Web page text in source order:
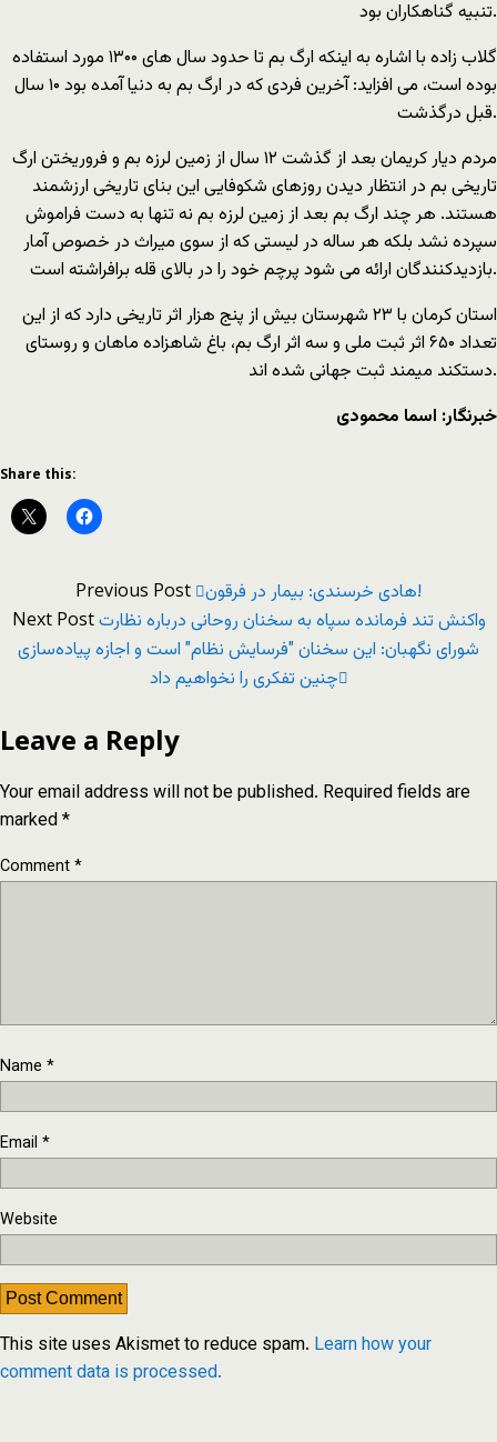
تنبیه گناهکاران بود.
گلاب زاده با اشاره به اینکه ارگ بم تا حدود سال های ۱۳۰۰ مورد استفاده
بوده است، می افزاید: آخرین فردی که در ارگ بم به دنیا آمده بود ۱۰ سال
قبل درگذشت.
مردم دیار کریمان بعد از گذشت ۱۲ سال از زمین لرزه بم و فروریختن ارگ
تاریخی بم در انتظار دیدن روزهای شکوفایی این بنای تاریخی ارزشمند
هستند. هر چند ارگ بم بعد از زمین لرزه بم نه تنها به دست فراموش
سپرده نشد بلکه هر ساله در لیستی که از سوی میراث در خصوص آمار
بازدیدکنندگان ارائه می شود پرچم خود را در بالای قله برافراشته است.
استان کرمان با ۲۳ شهرستان بیش از پنج هزار اثر تاریخی دارد که از این
تعداد ۶۵۰ اثر ثبت ملی و سه اثر ارگ بم، باغ شاهزاده ماهان و روستای
دستکند میمند ثبت جهانی شده اند.
خبرنگار: اسما محمودی
Share this:
Previous Post هادی خرسندی: بیمار در فرقون!
Next Postواکنش تند فرمانده سپاه به سخنان روحانی درباره نظارت
شورای نگهبان: این سخنان "فرسایش نظام" است و اجازه پیاده‌سازی
چنین تفکری را نخواهیم داد
Leave a Reply
Your email address will not be published. Required fields are
marked*
Comment*
Name *
Email *
Website
This site uses Akismet to reduce spam. Learn how your
comment data is processed.